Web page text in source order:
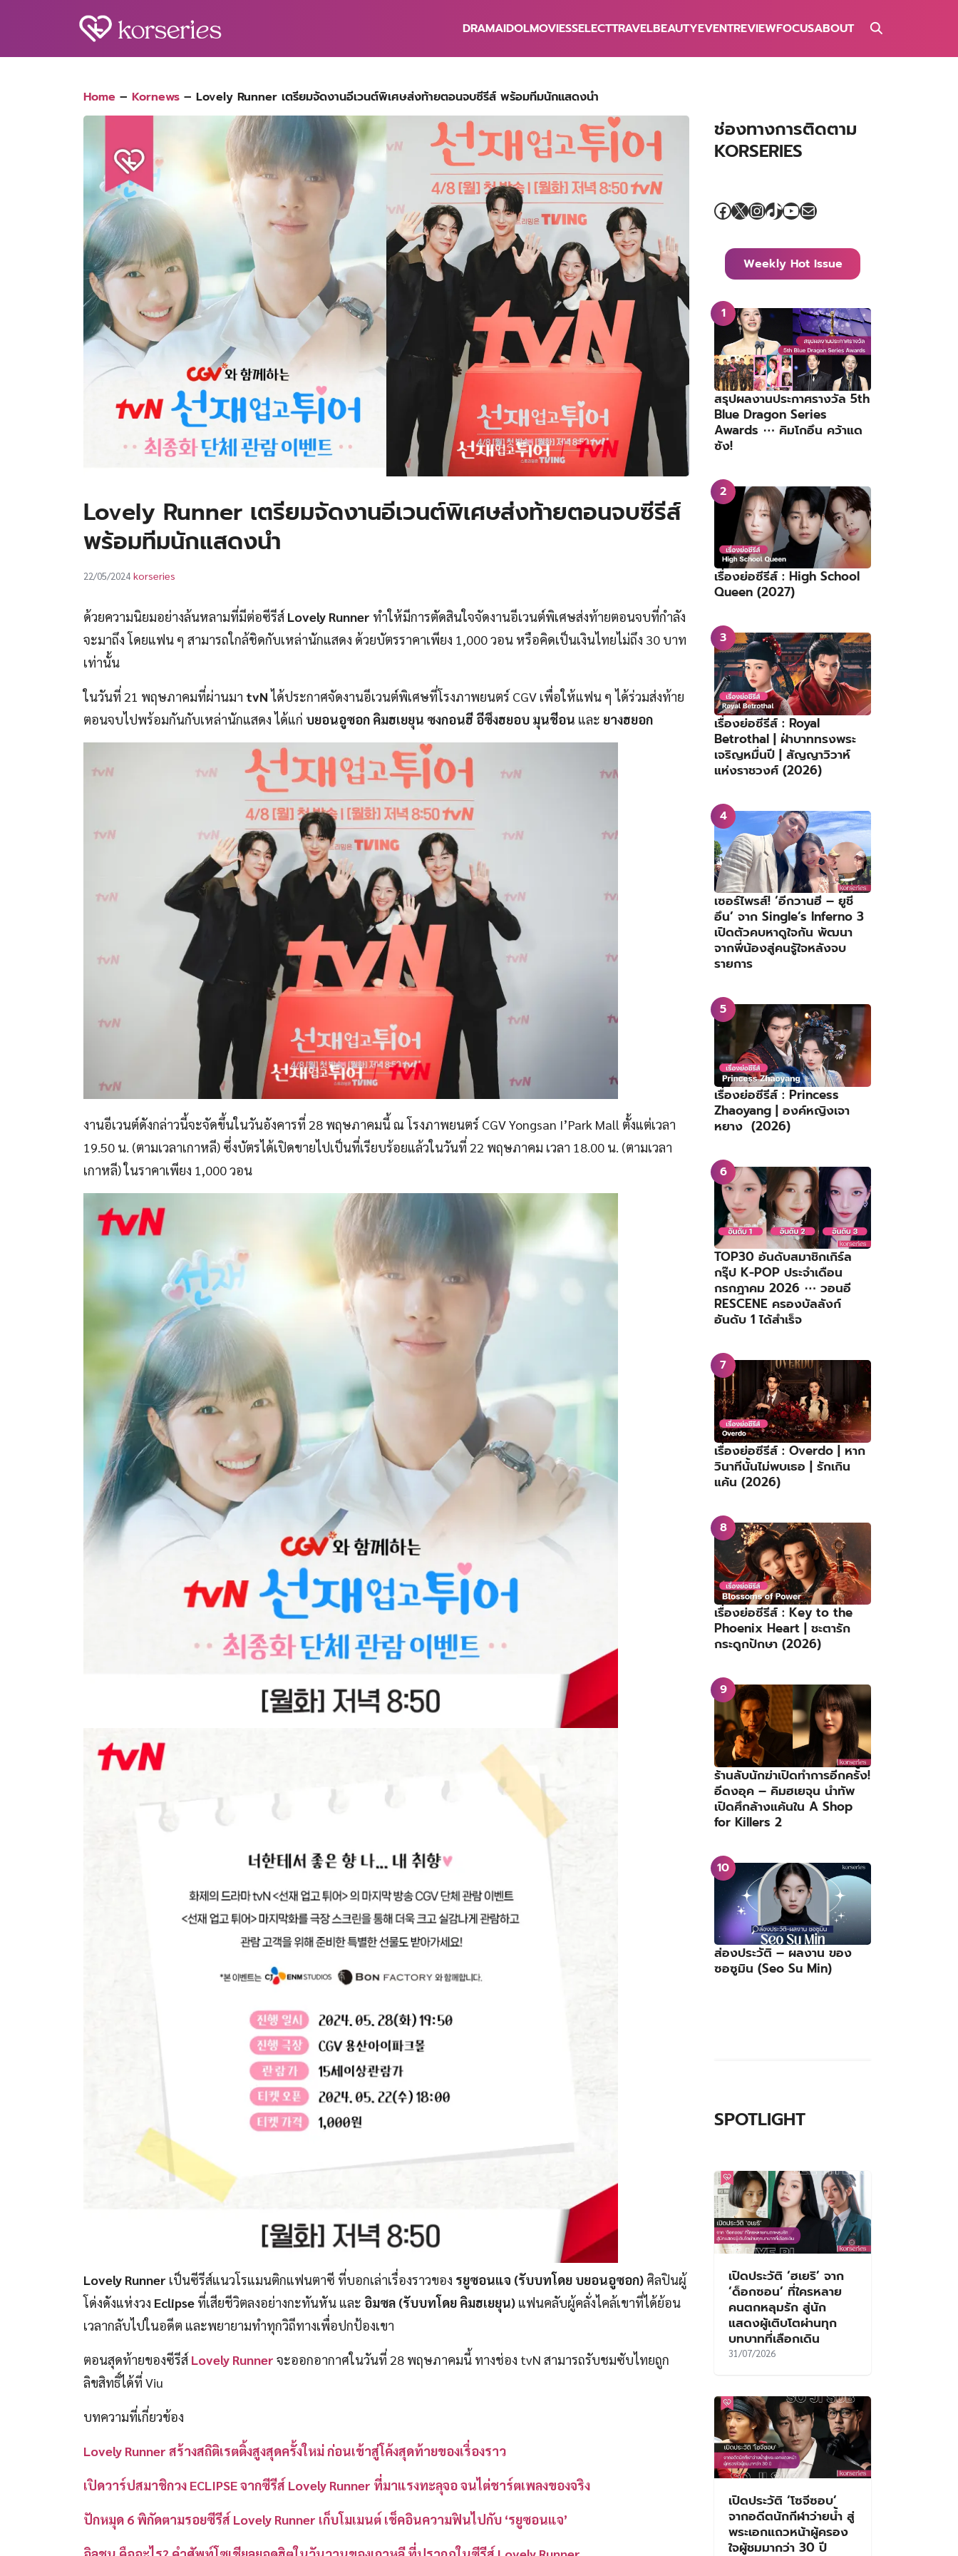
DRAMAIDOLMOVIESSELECTTRAVELBEAUTYEVENTREVIEWFOCUSABOUT
Home – Kornews – Lovely Runner เตรียมจัดงานอีเวนต์พิเศษส่งท้ายตอนจบซีรีส์ พร้อมทีมนักแสดงนำ
Lovely Runner เตรียมจัดงานอีเวนต์พิเศษส่งท้ายตอนจบซีรีส์
พร้อมทีมนักแสดงนำ
22/05/2024 korseries
ด้วยความนิยมอย่างล้นหลามที่มีต่อซีรีส์ Lovely Runner ทำให้มีการตัดสินใจจัดงานอีเวนต์พิเศษส่งท้ายตอนจบที่กำลัง
จะมาถึง โดยแฟน ๆ สามารถใกล้ชิดกับเหล่านักแสดง ด้วยบัตรราคาเพียง 1,000 วอน หรือคิดเป็นเงินไทยไม่ถึง 30 บาท
เท่านั้น
ในวันที่ 21 พฤษภาคมที่ผ่านมา tvN ได้ประกาศจัดงานอีเวนต์พิเศษที่โรงภาพยนตร์ CGV เพื่อให้แฟน ๆ ได้ร่วมส่งท้าย
ตอนจบไปพร้อมกันกับเหล่านักแสดง ได้แก่ บยอนอูซอก คิมฮเยยุน ซงกอนฮี อีซึงฮยอบ มุนชีอน และ ยางฮยอก
งานอีเวนต์ดังกล่าวนี้จะจัดขึ้นในวันอังคารที่ 28 พฤษภาคมนี้ ณ โรงภาพยนตร์ CGV Yongsan I’Park Mall ตั้งแต่เวลา
19.50 น. (ตามเวลาเกาหลี) ซึ่งบัตรได้เปิดขายไปเป็นที่เรียบร้อยแล้วในวันที่ 22 พฤษภาคม เวลา 18.00 น. (ตามเวลา
เกาหลี) ในราคาเพียง 1,000 วอน
Lovely Runner เป็นซีรีส์แนวโรแมนติกแฟนตาซี ที่บอกเล่าเรื่องราวของ รยูซอนแจ (รับบทโดย บยอนอูซอก) ศิลปินผู้
โด่งดังแห่งวง Eclipse ที่เสียชีวิตลงอย่างกะทันหัน และ อิมซล (รับบทโดย คิมฮเยยุน) แฟนคลับผู้คลั่งไคล้เขาที่ได้ย้อน
เวลากลับไปในอดีต และพยายามทำทุกวิถีทางเพื่อปกป้องเขา
ตอนสุดท้ายของซีรีส์ Lovely Runner จะออกอากาศในวันที่ 28 พฤษภาคมนี้ ทางช่อง tvN สามารถรับชมซับไทยถูก
ลิขสิทธิ์ได้ที่ Viu
บทความที่เกี่ยวข้อง
Lovely Runner สร้างสถิติเรตติ้งสูงสุดครั้งใหม่ ก่อนเข้าสู่โค้งสุดท้ายของเรื่องราว
เปิดวาร์ปสมาชิกวง ECLIPSE จากซีรีส์ Lovely Runner ที่มาแรงทะลุจอ จนไต่ชาร์ตเพลงของจริง
ปักหมุด 6 พิกัดตามรอยซีรีส์ Lovely Runner เก็บโมเมนต์ เช็คอินความฟินไปกับ ‘รยูซอนแจ’
ช่องทางการติดตาม
KORSERIES
Facebook
X Instagram
TikTok
YouTube
Mail
Weekly Hot Issue
สรุปผลงานประกาศรางวัล 5th
Blue Dragon Series
Awards ⋯ คิมโกอึน คว้าแด
ซัง!
เรื่องย่อซีรีส์ : High School
Queen (2027)
เรื่องย่อซีรีส์ : Royal
Betrothal | ฝ่าบาททรงพระ
เจริญหมื่นปี | สัญญาวิวาห์
แห่งราชวงศ์ (2026)
เซอร์ไพรส์! ‘อีกวานฮี – ยูชี
อึน’ จาก Single’s Inferno 3
เปิดตัวคบหาดูใจกัน พัฒนา
จากพี่น้องสู่คนรู้ใจหลังจบ
รายการ
เรื่องย่อซีรีส์ : Princess
Zhaoyang | องค์หญิงเจา
หยาง (2026)
TOP30 อันดับสมาชิกเกิร์ล
กรุ๊ป K-POP ประจำเดือน
กรกฎาคม 2026 ⋯ วอนอี
RESCENE ครองบัลลังก์
อันดับ 1 ได้สำเร็จ
เรื่องย่อซีรีส์ : Overdo | หาก
วินาทีนั้นไม่พบเธอ | รักเกิน
แค้น (2026)
เรื่องย่อซีรีส์ : Key to the
Phoenix Heart | ชะตารัก
กระดูกปักษา (2026)
ร้านลับนักฆ่าเปิดทำการอีกครั้ง!
อีดงอุค – คิมฮเยจุน นำทัพ
เปิดศึกล้างแค้นใน A Shop
for Killers 2
ส่องประวัติ – ผลงาน ของ
ซอซูมิน (Seo Su Min)
SPOTLIGHT
เปิดประวัติ ‘ฮเยริ’ จาก
‘ด็อกซอน’ ที่ใครหลาย
คนตกหลุมรัก สู่นัก
แสดงผู้เติบโตผ่านทุก
บทบาทที่เลือกเดิน
31/07/2026
เปิดประวัติ ‘โซจีซอบ’
จากอดีตนักกีฬาว่ายน้ำ สู่
พระเอกแถวหน้าผู้ครอง
ใจผู้ชมมากว่า 30 ปี